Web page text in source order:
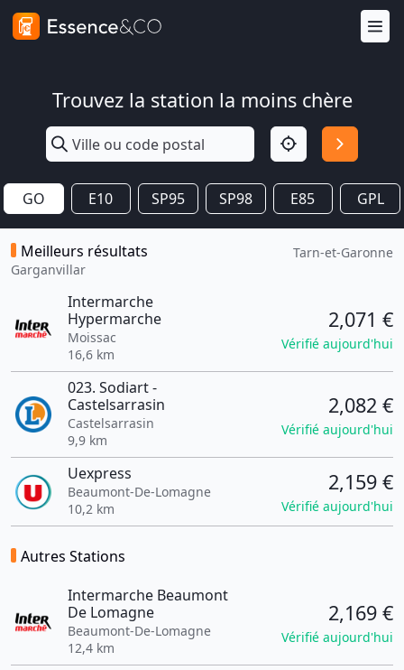
Trouvez la station la moins chère
GO E10 SP95 SP98 E85 GPL
Meilleurs résultats
Garganvillar
Tarn-et-Garonne
Intermarche
Hypermarche
Moissac
16,6 km
2,071 €
Vérifié aujourd'hui
023. Sodiart -
Castelsarrasin
Castelsarrasin
9,9 km
2,082 €
Vérifié aujourd'hui
Uexpress
Beaumont-De-Lomagne
10,2 km
2,159 €
Vérifié aujourd'hui
Autres Stations
Intermarche Beaumont
De Lomagne
Beaumont-De-Lomagne
12,4 km
2,169 €
Vérifié aujourd'hui